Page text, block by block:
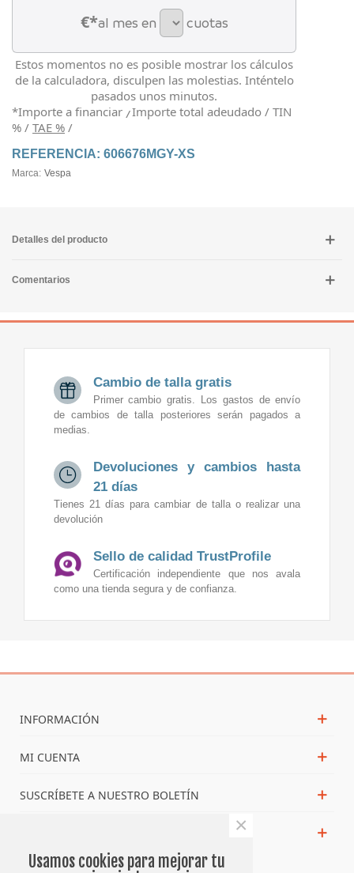
€*al mes en cuotas
Estos momentos no es posible mostrar los cálculos
de la calculadora, disculpen las molestias. Inténtelo
pasados unos minutos.
*Importe a financiar /Importe total adeudado / TIN
% / TAE % /
REFERENCIA: 606676MGY-XS
Marca: Vespa
Detalles del producto
Comentarios
Cambio de talla gratis
Primer cambio gratis. Los gastos de envío
de cambios de talla posteriores serán pagados a
medias.
Devoluciones y cambios hasta
21 días
Tienes 21 días para cambiar de talla o realizar una
devolución
Sello de calidad TrustProfile
Certificación independiente que nos avala
como una tienda segura y de confianza.
INFORMACIÓN
MI CUENTA
SUSCRÍBETE A NUESTRO BOLETÍN
Usamos cookies para mejorar tu
×